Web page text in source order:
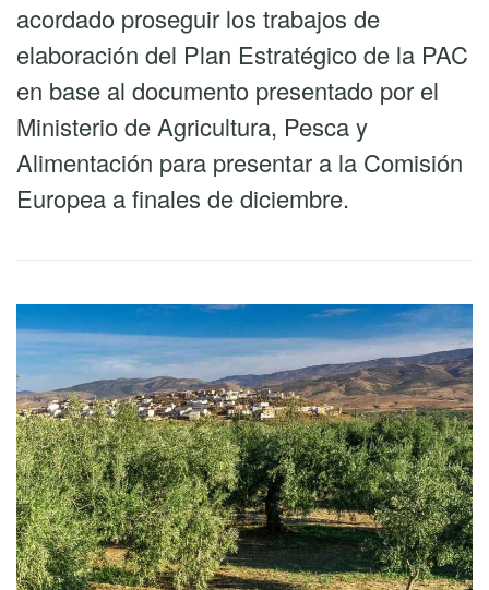
acordado proseguir los trabajos de
elaboración del Plan Estratégico de la PAC
en base al documento presentado por el
Ministerio de Agricultura, Pesca y
Alimentación para presentar a la Comisión
Europea a finales de diciembre.